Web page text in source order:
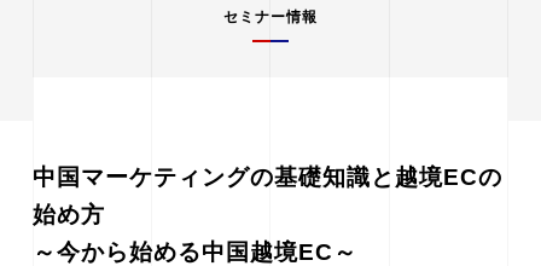
セミナー情報
中国マーケティングの基礎知識と越境ECの
始め方
～今から始める中国越境EC～